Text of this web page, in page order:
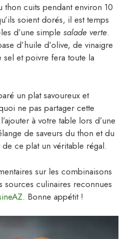
thon cuits pendant environ 10
soient dorés, il est temps
d’une simple salade verte.
d’huile d’olive, de vinaigre
et poivre fera toute la
un plat savoureux et
ne pas partager cette
à votre table lors d’une
de saveurs du thon et du
ce plat un véritable régal.
sur les combinaisons
sources culinaires reconnues
. Bonne appétit !